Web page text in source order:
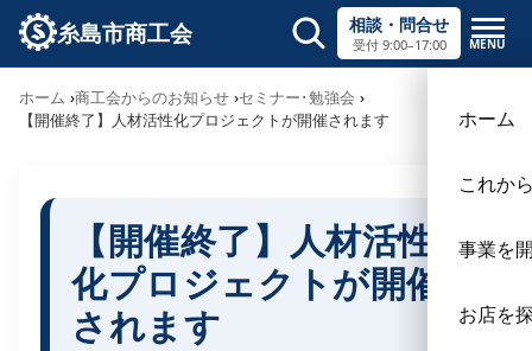
糸島市商工会 相談・問合せ
受付 9:00–17:00 MENU
サイト内検索
ホーム
これか
事業を
お店を
ホーム 商工会からのお知らせ セミナー･勉強会
【開催終了】人材活性化プロジェクトが開催されます
【開催終了】人材活性
化プロジェクトが開催
されます